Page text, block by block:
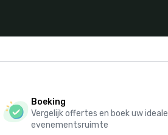
Boeking
Vergelijk offertes en boek uw ideale
evenementsruimte